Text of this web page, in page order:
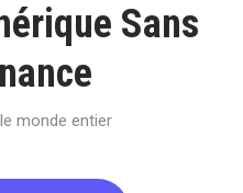
Sans
monde entier